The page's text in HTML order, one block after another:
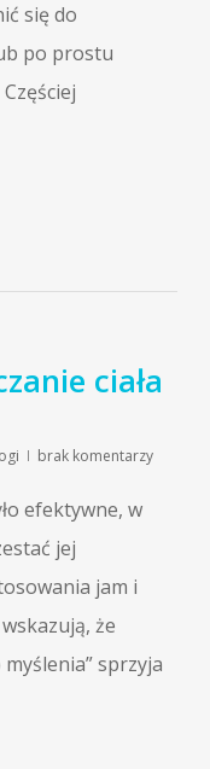
się do
po prostu
ciała
brak komentarzy
efektywne, w
jej
jam i
że
sprzyja